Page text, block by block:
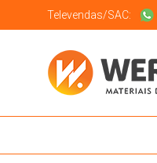
Televendas/SAC: